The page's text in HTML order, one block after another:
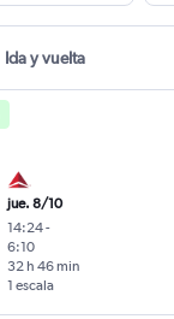
Ida y vuelta
jue. 8/10
14:24-
6:10
1 escala
32 h 46 min